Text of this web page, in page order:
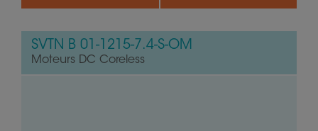
SVTN B 01-1215-7.4-S-OM
Moteurs DC Coreless